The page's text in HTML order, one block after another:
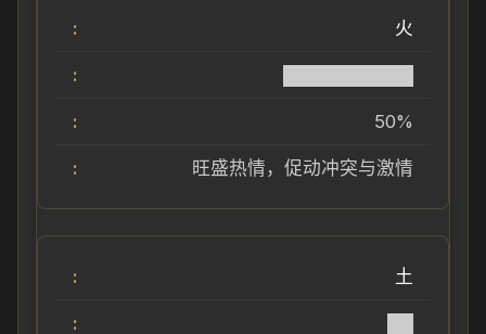
火
50%
旺盛热情，促动冲突与激情
土